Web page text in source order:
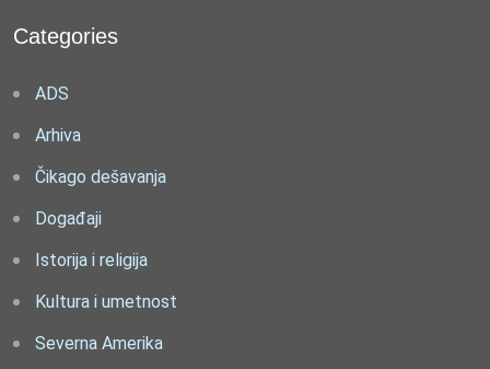
Categories
ADS
Arhiva
Čikago dešavanja
Događaji
Istorija i religija
Kultura i umetnost
Severna Amerika